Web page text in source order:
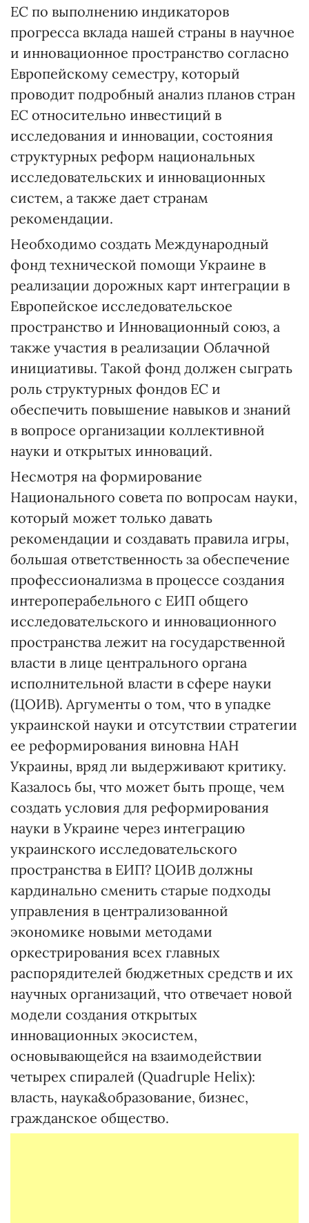
ЕС по выполнению индикаторов
прогресса вклада нашей страны в научное
и инновационное пространство согласно
Европейскому семестру, который
проводит подробный анализ планов стран
ЕС относительно инвестиций в
исследования и инновации, состояния
структурных реформ национальных
исследовательских и инновационных
систем, а также дает странам
рекомендации.
Необходимо создать Международный
фонд технической помощи Украине в
реализации дорожных карт интеграции в
Европейское исследовательское
пространство и Инновационный союз, а
также участия в реализации Облачной
инициативы. Такой фонд должен сыграть
роль структурных фондов ЕС и
обеспечить повышение навыков и знаний
в вопросе организации коллективной
науки и открытых инноваций.
Несмотря на формирование
Национального совета по вопросам науки,
который может только давать
рекомендации и создавать правила игры,
большая ответственность за обеспечение
профессионализма в процессе создания
интероперабельного с ЕИП общего
исследовательского и инновационного
пространства лежит на государственной
власти в лице центрального органа
исполнительной власти в сфере науки
(ЦОИВ). Аргументы о том, что в упадке
украинской науки и отсутствии стратегии
ее реформирования виновна НАН
Украины, вряд ли выдерживают критику.
Казалось бы, что может быть проще, чем
создать условия для реформирования
науки в Украине через интеграцию
украинского исследовательского
пространства в ЕИП? ЦОИВ должны
кардинально сменить старые подходы
управления в централизованной
экономике новыми методами
оркестрирования всех главных
распорядителей бюджетных средств и их
научных организаций, что отвечает новой
модели создания открытых
инновационных экосистем,
основывающейся на взаимодействии
четырех спиралей (Quadruple Helix):
власть, наука&образование, бизнес,
гражданское общество.